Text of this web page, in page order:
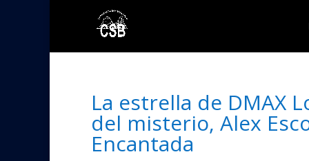
La estrella de DMAX
del misterio, Alex
Encantada